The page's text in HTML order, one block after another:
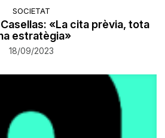
SOCIETAT
«La cita prèvia, tota
estratègia»
18/09/2023